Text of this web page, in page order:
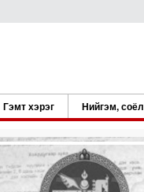
Гэмт хэрэг Нийгэм, соёл